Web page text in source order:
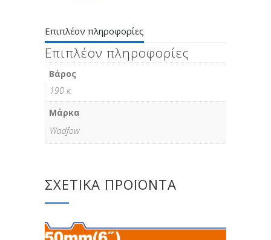
Επιπλέον πληροφορίες
Επιπλέον πληροφορίες
Βάρος
190 κ.
Μάρκα
Wadfow
ΣΧΕΤΙΚΆ ΠΡΟΪΌΝΤΑ